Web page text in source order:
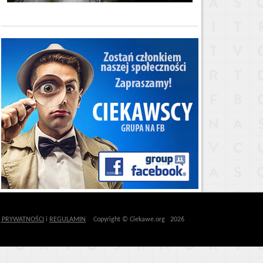
PRYWATNOŚCI i REGULAMIN Copyright © Ciekawe.org 2026